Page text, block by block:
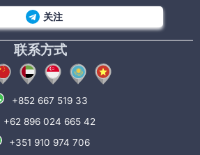
关注
联系方式
+852 667 519 33
+62 896 024 665 42
+351 910 974 706